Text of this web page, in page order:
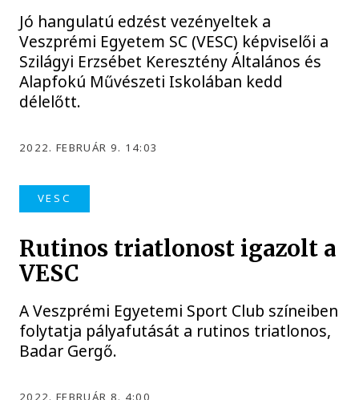
Jó hangulatú edzést vezényeltek a
Veszprémi Egyetem SC (VESC) képviselői a
Szilágyi Erzsébet Keresztény Általános és
Alapfokú Művészeti Iskolában kedd
délelőtt.
2022. FEBRUÁR 9. 14:03
VESC
Rutinos triatlonost igazolt a
VESC
A Veszprémi Egyetemi Sport Club színeiben
folytatja pályafutását a rutinos triatlonos,
Badar Gergő.
2022. FEBRUÁR 8. 4:00